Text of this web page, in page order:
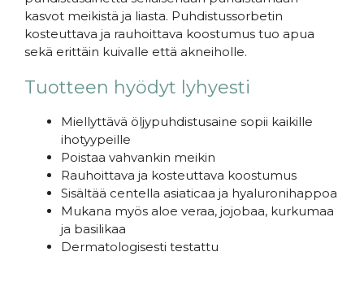
kasvot meikistä ja liasta. Puhdistussorbetin
kosteuttava ja rauhoittava koostumus tuo apua
sekä erittäin kuivalle että akneiholle.
Tuotteen hyödyt lyhyesti
Miellyttävä öljypuhdistusaine sopii kaikille
ihotyypeille
Poistaa vahvankin meikin
Rauhoittava ja kosteuttava koostumus
Sisältää centella asiaticaa ja hyaluronihappoa
Mukana myös aloe veraa, jojobaa, kurkumaa
ja basilikaa
Dermatologisesti testattu